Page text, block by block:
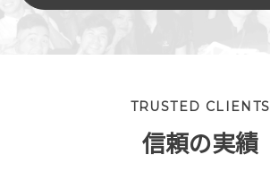
TRUSTED CLIENTS
信頼の実績